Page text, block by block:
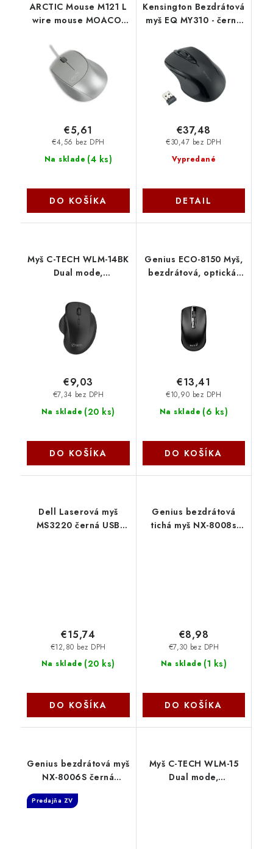
ARCTIC Mouse M121 L
wire mouse MOACO-
Cooling
Na sklade (4 ks)
€4,56 bez DPH
€5,61
DO KOŠÍKA
Kensington Bezdrátová
myš EQ MY310 - černá
Vypredané
€30,47 bez DPH
€37,48
DETAIL
Myš C-TECH WLM-14BK
Dual mode,
Tech
Na sklade (20 ks)
€7,34 bez DPH
€9,03
DO KOŠÍKA
Genius ECO-8150 Myš,
bezdrátová, optická,
A dongle, USB-C
nabíjení, černá
31030045400
Na sklade (6 ks)
€10,90 bez DPH
€13,41
DO KOŠÍKA
Dell Laserová myš
MS3220 černá USB
Na sklade (20 ks)
€12,80 bez DPH
€15,74
DO KOŠÍKA
Genius bezdrátová
tichá myš NX-8008s
Na sklade (1 ks)
€7,30 bez DPH
€8,98
DO KOŠÍKA
Genius bezdrátová myš
NX-8006S černá
31030024400
Predajňa ZV
Myš C-TECH WLM-15
Dual mode,